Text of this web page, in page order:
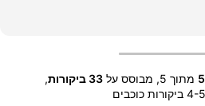
מתוך 5, מבוסס על33 ביקורות
,